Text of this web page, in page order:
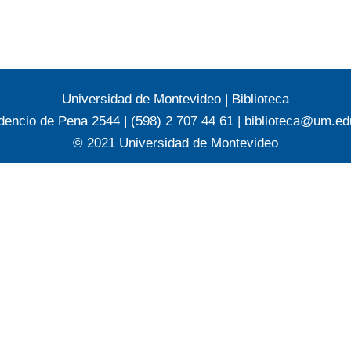
Universidad de Montevideo | Biblioteca
de Pena 2544 | (598) 2 707 44 61 |
© 2021 Universidad de Montevideo